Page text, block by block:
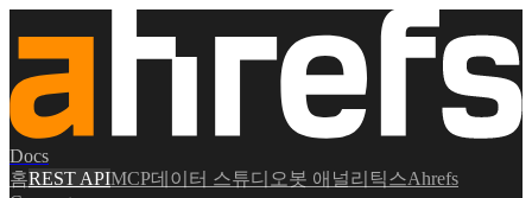
Docs
홈REST APIMCP데이터 스튜디오봇 애널리틱스Ahrefs